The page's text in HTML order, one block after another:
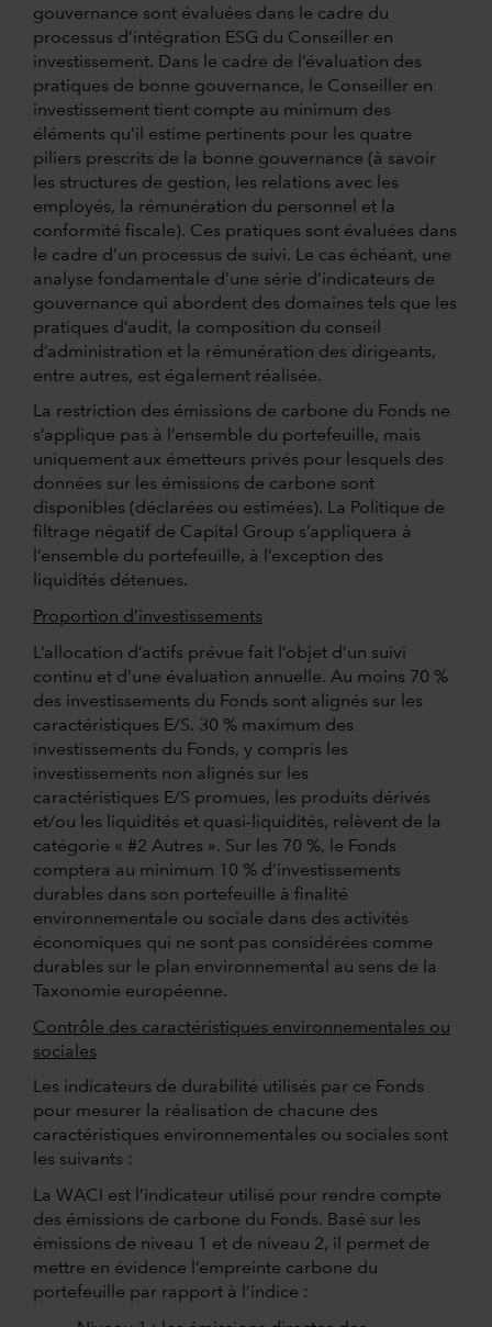
gouvernance sont évaluées dans le cadre du
processus d’intégration ESG du Conseiller en
investissement. Dans le cadre de l’évaluation des
pratiques de bonne gouvernance, le Conseiller en
investissement tient compte au minimum des
éléments qu’il estime pertinents pour les quatre
piliers prescrits de la bonne gouvernance (à savoir
les structures de gestion, les relations avec les
employés, la rémunération du personnel et la
conformité fiscale). Ces pratiques sont évaluées dans
le cadre d’un processus de suivi. Le cas échéant, une
analyse fondamentale d’une série d’indicateurs de
gouvernance qui abordent des domaines tels que les
pratiques d’audit, la composition du conseil
d’administration et la rémunération des dirigeants,
entre autres, est également réalisée.
La restriction des émissions de carbone du Fonds ne
s’applique pas à l’ensemble du portefeuille, mais
uniquement aux émetteurs privés pour lesquels des
données sur les émissions de carbone sont
disponibles (déclarées ou estimées). La Politique de
filtrage négatif de Capital Group s’appliquera à
l’ensemble du portefeuille, à l’exception des
liquidités détenues.
Proportion d’investissements
L’allocation d’actifs prévue fait l’objet d’un suivi
continu et d’une évaluation annuelle. Au moins 70 %
des investissements du Fonds sont alignés sur les
caractéristiques E/S. 30 % maximum des
investissements du Fonds, y compris les
investissements non alignés sur les
caractéristiques E/S promues, les produits dérivés
et/ou les liquidités et quasi-liquidités, relèvent de la
catégorie « #2 Autres ». Sur les 70 %, le Fonds
comptera au minimum 10 % d’investissements
durables dans son portefeuille à finalité
environnementale ou sociale dans des activités
économiques qui ne sont pas considérées comme
durables sur le plan environnemental au sens de la
Taxonomie européenne.
Contrôle des caractéristiques environnementales ou
sociales
Les indicateurs de durabilité utilisés par ce Fonds
pour mesurer la réalisation de chacune des
caractéristiques environnementales ou sociales sont
les suivants :
La WACI est l’indicateur utilisé pour rendre compte
des émissions de carbone du Fonds. Basé sur les
émissions de niveau 1 et de niveau 2, il permet de
mettre en évidence l’empreinte carbone du
portefeuille par rapport à l’indice :